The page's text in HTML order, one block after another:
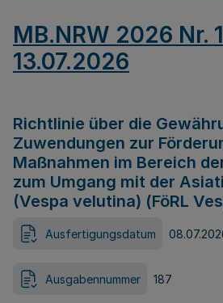
MB.NRW 2026 Nr.
13.07.2026
Richtlinie über die
Zuwendungen zur
Maßnahmen im Bereich
zum Umgang mit der
(Vespa velutina) (FöRL
Ausfertigungsdatum
Ausgabennummer 187